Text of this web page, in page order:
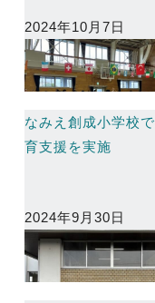
2024年10月7日
なみえ創成小学校
育支援を実施
2024年9月30日